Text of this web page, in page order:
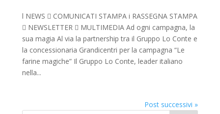
l NEWS  COMUNICATI STAMPA i RASSEGNA STAMPA
 NEWSLETTER  MULTIMEDIA Ad ogni campagna, la
sua magia Al via la partnership tra il Gruppo Lo Conte e
la concessionaria Grandicentri per la campagna “Le
farine magiche” Il Gruppo Lo Conte, leader italiano
nella...
Post successivi »